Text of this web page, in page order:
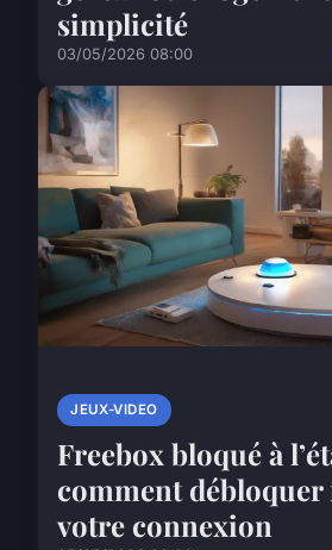
simplicité
03/05/2026 08:00
JEUX-VIDEO
Freebox bloqué à
comment
votre connexion